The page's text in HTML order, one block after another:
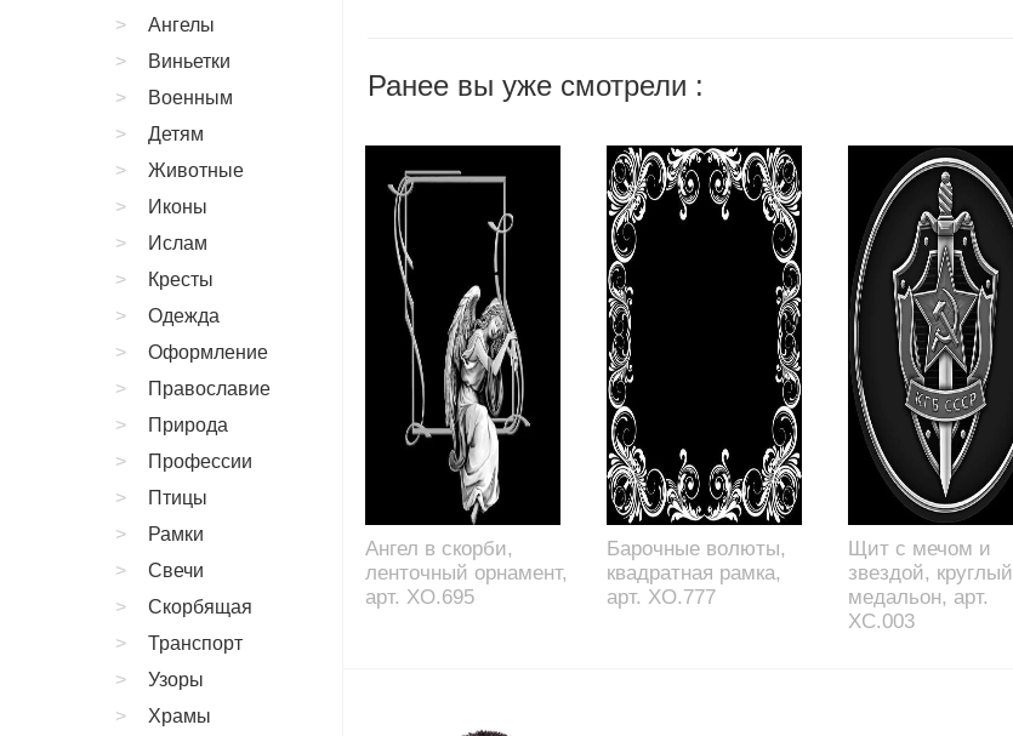
Ранее вы уже смотрели :
Ангел в скорби,
ленточный орнамент,
арт. XO.695
Барочные волюты,
квадратная рамка,
арт. XO.777
Щит с мечом и
звездой, круглый
медальон, арт.
XC.003
Ангелы
Виньетки
Военным
Детям
Животные
Иконы
Ислам
Кресты
Одежда
Оформление
Православие
Природа
Профессии
Птицы
Рамки
Свечи
Скорбящая
Транспорт
Узоры
Храмы